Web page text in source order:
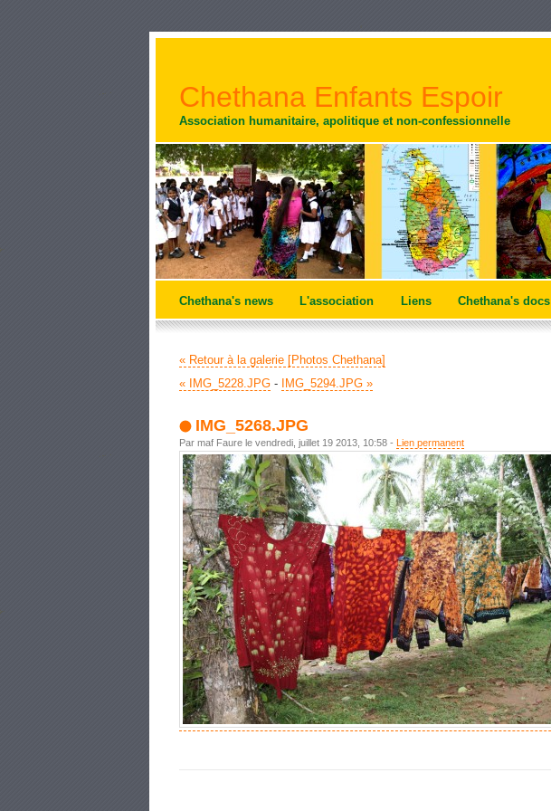
Chethana Enfants Espoir
Association humanitaire, apolitique et non-confessionnelle
Chethana's news L'association Liens Chethana's docs
« Retour à la galerie [Photos Chethana]
« IMG_5228.JPG - IMG_5294.JPG »
IMG_5268.JPG
Par maf Faure le vendredi, juillet 19 2013, 10:58 - Lien permanent